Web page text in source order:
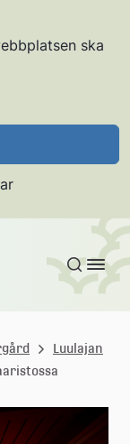
ska
Luulajan